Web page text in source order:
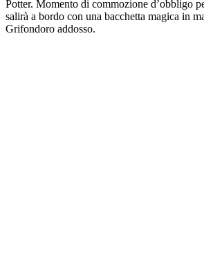
Potter. Momento di commozione d’obbligo
salirà a bordo con una bacchetta magica in
Grifondoro addosso.